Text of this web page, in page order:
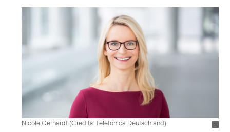
Nicole Gerhardt (Credits: Telefónica Deutschland)